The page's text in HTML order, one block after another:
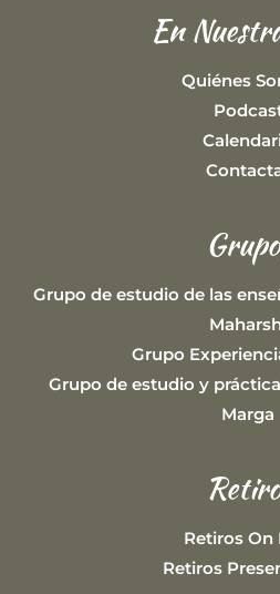
En
Quiénes
Grupo de estudio de las
Grupo
Grupo de estudio y
Marga
Retiros On
Retiros